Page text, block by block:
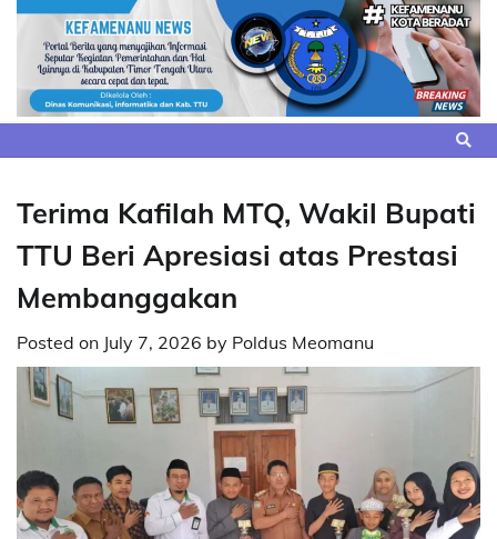
Skip
content
Terima Kafilah MTQ, Wakil Bupati
TTU Beri Apresiasi atas Prestasi
Membanggakan
Posted on July 7, 2026 by Poldus Meomanu